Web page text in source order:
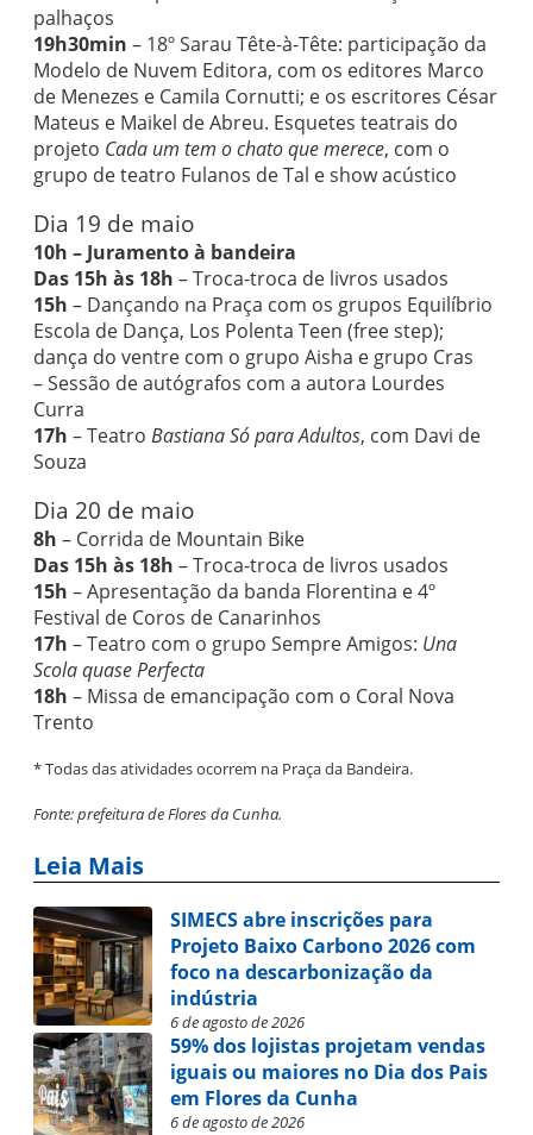
palhaços
19h30min – 18º Sarau Tête-à-Tête: participação da
Modelo de Nuvem Editora, com os editores Marco
de Menezes e Camila Cornutti; e os escritores César
Mateus e Maikel de Abreu. Esquetes teatrais do
projeto Cada um tem o chato que merece, com o
grupo de teatro Fulanos de Tal e show acústico
Dia 19 de maio
10h – Juramento à bandeira
Das 15h às 18h – Troca-troca de livros usados
15h – Dançando na Praça com os grupos Equilíbrio
Escola de Dança, Los Polenta Teen (free step);
dança do ventre com o grupo Aisha e grupo Cras
– Sessão de autógrafos com a autora Lourdes
Curra
17h – Teatro Bastiana Só para Adultos, com Davi de
Souza
Dia 20 de maio
8h – Corrida de Mountain Bike
Das 15h às 18h – Troca-troca de livros usados
15h – Apresentação da banda Florentina e 4º
Festival de Coros de Canarinhos
17h – Teatro com o grupo Sempre Amigos: Una
Scola quase Perfecta
18h – Missa de emancipação com o Coral Nova
Trento
* Todas das atividades ocorrem na Praça da Bandeira.
Fonte: prefeitura de Flores da Cunha.
Leia Mais
SIMECS abre inscrições para
Projeto Baixo Carbono 2026 com
foco na descarbonização da
indústria
6 de agosto de 2026
59% dos lojistas projetam vendas
iguais ou maiores no Dia dos Pais
em Flores da Cunha
6 de agosto de 2026